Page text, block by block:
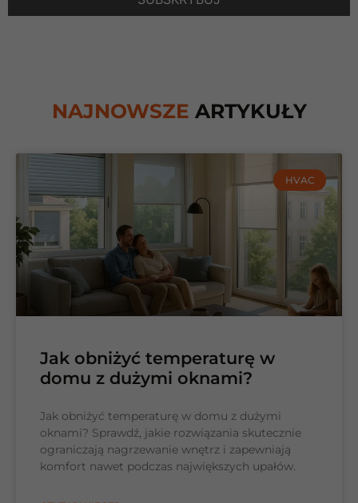
NAJNOWSZE ARTYKUŁY
HVAC
Jak obniżyć temperaturę w
domu z dużymi oknami?
Jak obniżyć temperaturę w domu z dużymi
oknami? Sprawdź, jakie rozwiązania skutecznie
ograniczają nagrzewanie wnętrz i zapewniają
komfort nawet podczas największych upałów.